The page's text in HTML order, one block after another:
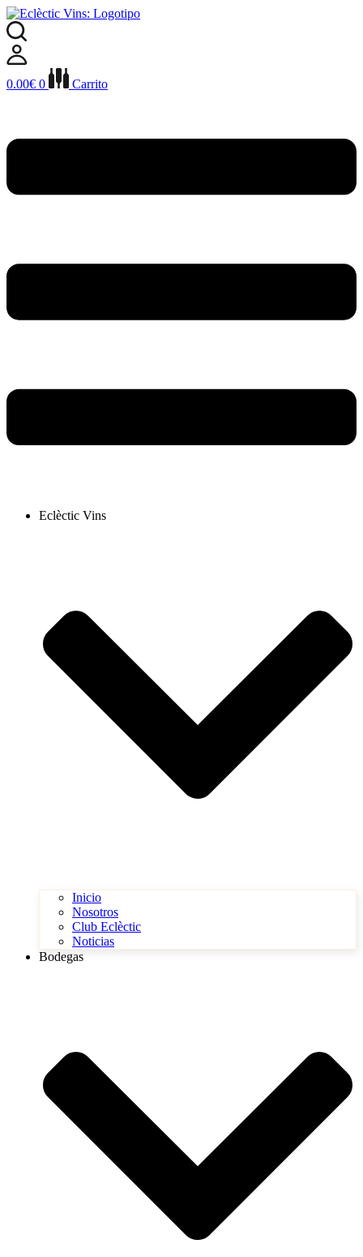
Ir
al
contenido
0.00€ 0 Carrito
Eclèctic Vins
Inicio
Nosotros
Club Eclèctic
Noticias
Bodegas